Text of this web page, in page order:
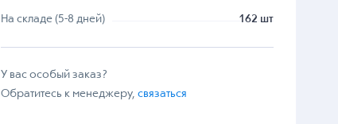
На складе (5-8 дней) 162 шт
У вас особый заказ?
Обратитесь к менеджеру,связаться